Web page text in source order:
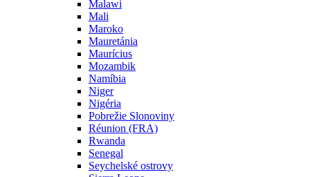
Malawi
Mali
Maroko
Mauretánia
Maurícius
Mozambik
Namíbia
Niger
Nigéria
Pobrežie Slonoviny
Réunion (FRA)
Rwanda
Senegal
Seychelské ostrovy